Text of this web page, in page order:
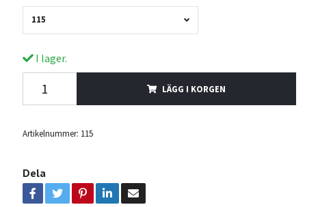
115
I lager.
LÄGG I KORGEN
Artikelnummer: 115
Dela